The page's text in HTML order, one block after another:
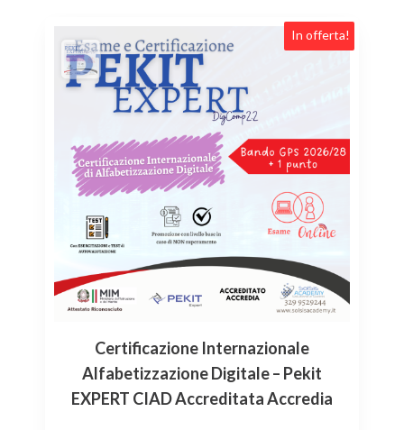
In offerta!
Certificazione Internazionale
Alfabetizzazione Digitale – Pekit
EXPERT CIAD Accreditata Accredia